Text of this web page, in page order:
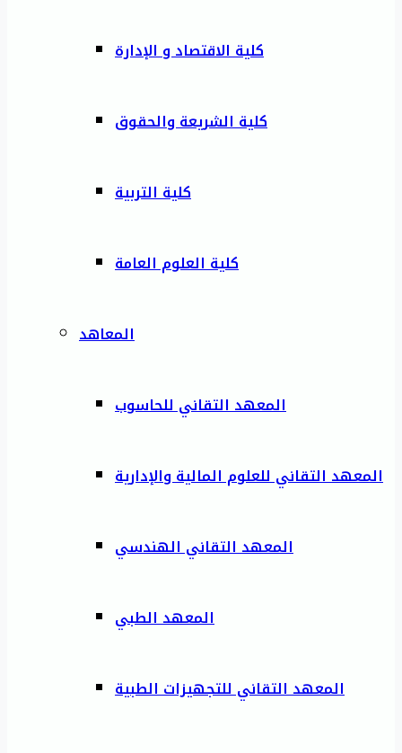
كلية الاقتصاد و الإدارة
كلية الشريعة والحقوق
كلية التربية
كلية العلوم العامة
المعاهد
المعهد التقاني للحاسوب
المعهد التقاني للعلوم المالية والإدارية
المعهد التقاني الهندسي
المعهد الطبي
المعهد التقاني للتجهيزات الطبية